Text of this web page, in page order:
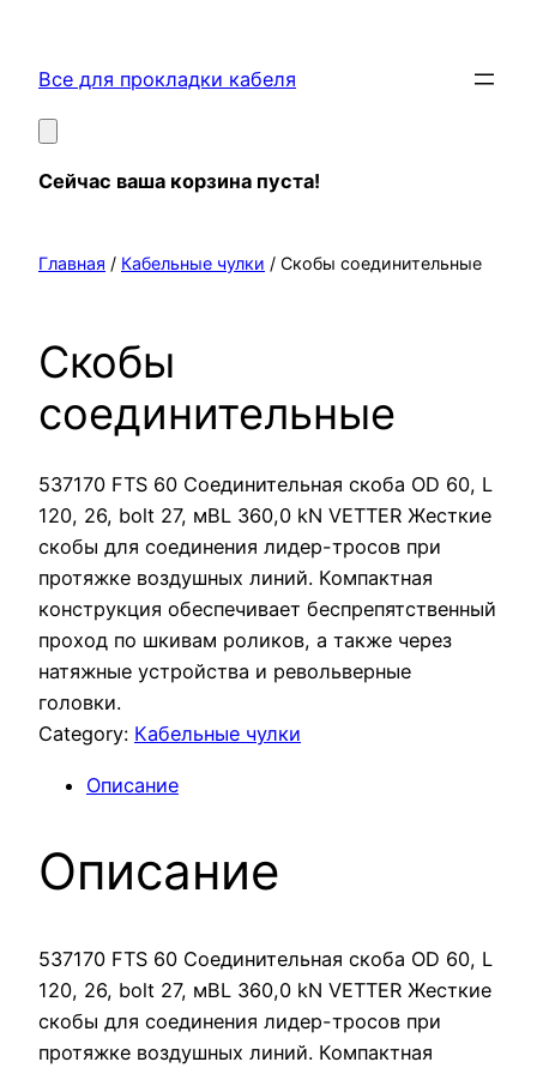
содержимому
Все для прокладки кабеля
Сейчас ваша корзина пуста!
Главная / Кабельные чулки / Скобы соединительные
Скобы
соединительные
537170 FTS 60 Соединительная скоба OD 60, L
120, 26, bolt 27, мBL 360,0 kN VETTER Жесткие
скобы для соединения лидер-тросов при
протяжке воздушных линий. Компактная
конструкция обеспечивает беспрепятственный
проход по шкивам роликов, а также через
натяжные устройства и револьверные
головки.
Category: Кабельные чулки
Описание
Описание
537170 FTS 60 Соединительная скоба OD 60, L
120, 26, bolt 27, мBL 360,0 kN VETTER Жесткие
скобы для соединения лидер-тросов при
протяжке воздушных линий. Компактная